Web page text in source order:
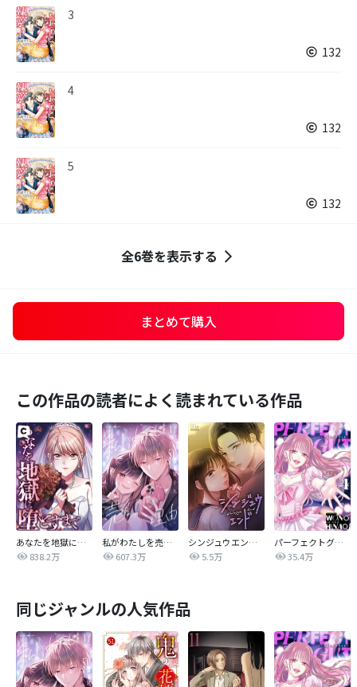
3
132
4
132
5
132
全6巻を表示する
まとめて購入
この作品の読者によく読まれている作品
あなたを地獄に堕とすまで
838.2万
私がわたしを売る理由
607.3万
シンジュウエンド【タテヨミ】
5.5万
パーフェクトグリッター
35.4万
同じジャンルの人気作品